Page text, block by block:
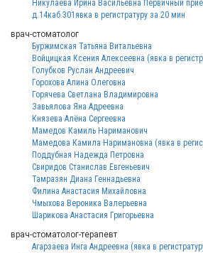
Никулаева Ирина Васильевна Первичный
д.14каб.301явка в регистратуру за 20 мин
врач-стоматолог
Буржимская Татьяна Витальевна
Войцицкая Ксения Алексеевна (явка в
Голубков Руслан Андреевич
Горохова Алина Олеговна
Горячева Светлана Владимировна
Завьялова Яна Адреевна
Князева Алёна Сергеевна
Мамедов Камиль Нариманович
Мамедова Камила Наримановна (явка в
Поддубная Надежда Петровна
Свиридов Станислав Евгеньевич
Тамразян Диана Геннадьевна
Филина Анастасия Михайловна
Чмыхова Вероника Валерьевна
Шарикова Анастасия Григорьевна
врач-стоматолог-терапевт
Агарзаева Инга Андреевна (явка в